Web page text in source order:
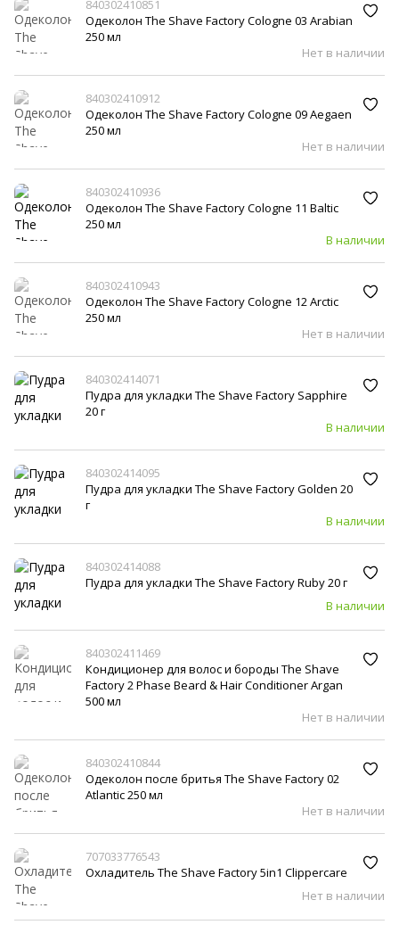
840302410851
Одеколон The Shave Factory Cologne 03 Arabian
250 мл
Нет в наличии
840302410912
Одеколон The Shave Factory Cologne 09 Aegaen
250 мл
Нет в наличии
840302410936
Одеколон The Shave Factory Cologne 11 Baltic
250 мл
В наличии
840302410943
Одеколон The Shave Factory Cologne 12 Arctic
250 мл
Нет в наличии
840302414071
Пудра для укладки The Shave Factory Sapphire
20 г
В наличии
840302414095
Пудра для укладки The Shave Factory Golden 20
г
В наличии
840302414088
Пудра для укладки The Shave Factory Ruby 20 г
В наличии
840302411469
Кондиционер для волос и бороды The Shave
Factory 2 Phase Beard & Hair Conditioner Argan
500 мл
Нет в наличии
840302410844
Одеколон после бритья The Shave Factory 02
Atlantic 250 мл
Нет в наличии
707033776543
Охладитель The Shave Factory 5in1 Clippercare
Нет в наличии